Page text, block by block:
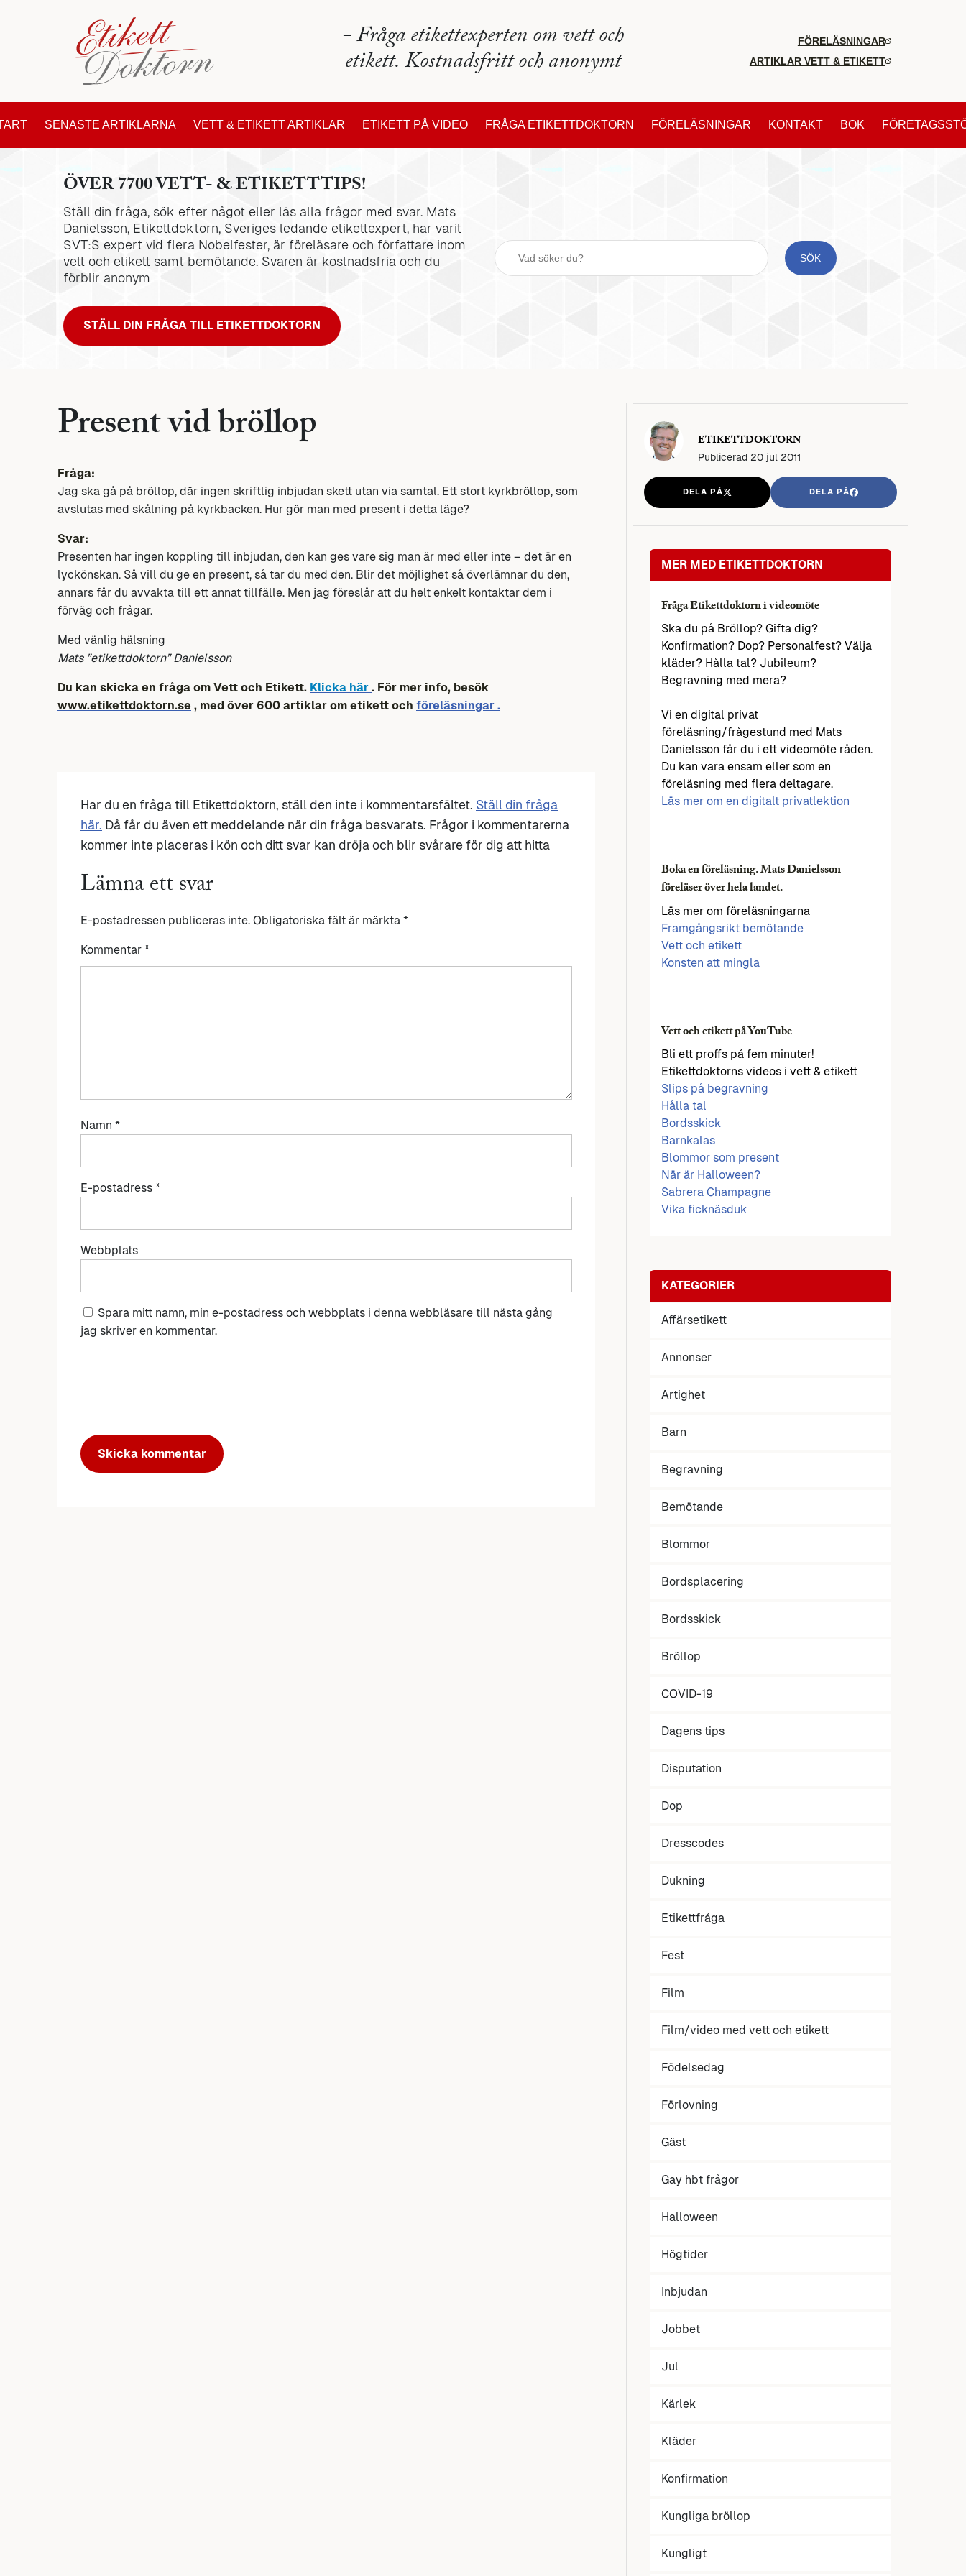
- Fråga etikettexperten om vett och
etikett. Kostnadsfritt och anonymt
FÖRELÄSNINGAR
ARTIKLAR VETT & ETIKETT
SENASTE ARTIKLARNA VETT & ETIKETT ARTIKLAR ETIKETT PÅ VIDEO FRÅGA ETIKETTDOKTORN FÖRELÄSNINGAR KONTAKT BOK
ÖVER 7700 VETT- & ETIKETTTIPS!
Ställ din fråga, sök efter något eller läs alla frågor med svar. Mats
Danielsson, Etikettdoktorn, Sveriges ledande etikettexpert, har varit
SVT:S expert vid flera Nobelfester, är föreläsare och författare inom
vett och etikett samt bemötande. Svaren är kostnadsfria och du
förblir anonym
STÄLL DIN FRÅGA TILL ETIKETTDOKTORN
Present vid bröllop
Fråga:
Jag ska gå på bröllop, där ingen skriftlig inbjudan skett utan via samtal. Ett stort kyrkbröllop, som
avslutas med skålning på kyrkbacken. Hur gör man med present i detta läge?
Svar:
Presenten har ingen koppling till inbjudan, den kan ges vare sig man är med eller inte – det är en
lyckönskan. Så vill du ge en present, så tar du med den. Blir det möjlighet så överlämnar du den,
annars får du avvakta till ett annat tillfälle. Men jag föreslår att du helt enkelt kontaktar dem i
förväg och frågar.
Med vänlig hälsning
Mats ”etikettdoktorn” Danielsson
Du kan skicka en fråga om Vett och Etikett. Klicka här . För mer info, besök
www.etikettdoktorn.se , med över 600 artiklar om etikett och föreläsningar .
Har du en fråga till Etikettdoktorn, ställ den inte i kommentarsfältet. Ställ din fråga
här. Då får du även ett meddelande när din fråga besvarats. Frågor i kommentarerna
kommer inte placeras i kön och ditt svar kan dröja och blir svårare för dig att hitta
Lämna ett svar
E-postadressen publiceras inte. Obligatoriska fält är märkta *
Kommentar *
Namn *
E-postadress *
Webbplats
Spara mitt namn, min e-postadress och webbplats i denna webbläsare till nästa gång
jag skriver en kommentar.
ETIKETTDOKTORN
Publicerad 20 jul 2011
DELA PÅ DELA PÅ
MER MED ETIKETTDOKTORN
Fråga Etikettdoktorn i videomöte
Ska du på Bröllop? Gifta dig?
Konfirmation? Dop? Personalfest? Välja
kläder? Hålla tal? Jubileum?
Begravning med mera?
Vi en digital privat
föreläsning/frågestund med Mats
Danielsson får du i ett videomöte råden.
Du kan vara ensam eller som en
föreläsning med flera deltagare.
Läs mer om en digitalt privatlektion
Boka en föreläsning. Mats Danielsson
föreläser över hela landet.
Läs mer om föreläsningarna
Framgångsrikt bemötande
Vett och etikett
Konsten att mingla
Vett och etikett på YouTube
Bli ett proffs på fem minuter!
Etikettdoktorns videos i vett & etikett
Slips på begravning
Hålla tal
Bordsskick
Barnkalas
Blommor som present
När är Halloween?
Sabrera Champagne
Vika ficknäsduk
KATEGORIER
Affärsetikett
Annonser
Artighet
Barn
Begravning
Bemötande
Blommor
Bordsplacering
Bordsskick
Bröllop
COVID-19
Dagens tips
Disputation
Dop
Dresscodes
Dukning
Etikettfråga
Fest
Film
Film/video med vett och etikett
Födelsedag
Förlovning
Gäst
Gay hbt frågor
Halloween
Högtider
Inbjudan
Jobbet
Jul
Kärlek
Kläder
Konfirmation
Kungliga bröllop
Kungligt